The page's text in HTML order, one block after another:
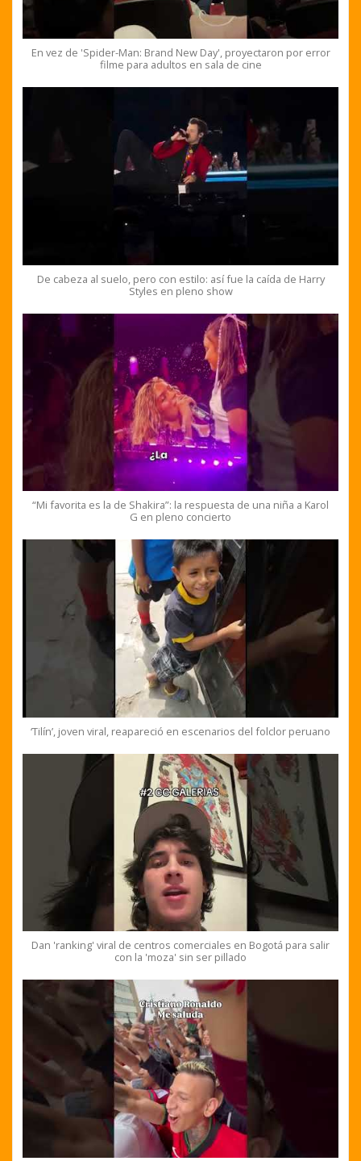
En vez de 'Spider-Man: Brand New Day', proyectaron por error
filme para adultos en sala de cine
De cabeza al suelo, pero con estilo: así fue la caída de Harry
Styles en pleno show
“Mi favorita es la de Shakira”: la respuesta de una niña a Karol
G en pleno concierto
‘Tilín’, joven viral, reapareció en escenarios del folclor peruano
Dan 'ranking' viral de centros comerciales en Bogotá para salir
con la 'moza' sin ser pillado